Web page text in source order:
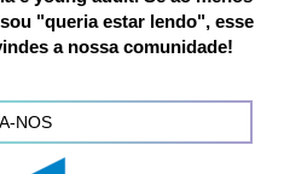
"queria estar lendo", esse
a nossa comunidade!
NOS